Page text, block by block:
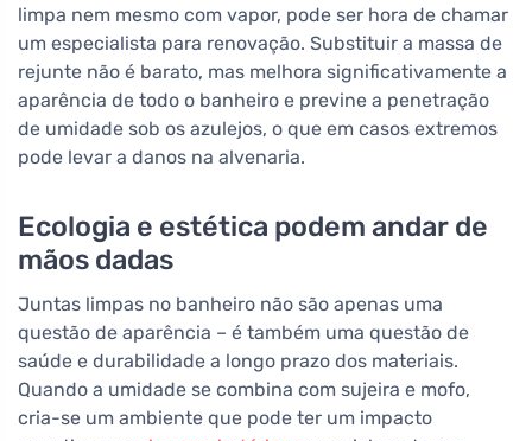
limpa nem mesmo com vapor, pode ser hora de chamar
um especialista para renovação. Substituir a massa de
rejunte não é barato, mas melhora significativamente a
aparência de todo o banheiro e previne a penetração
de umidade sob os azulejos, o que em casos extremos
pode levar a danos na alvenaria.
Ecologia e estética podem andar de
mãos dadas
Juntas limpas no banheiro não são apenas uma
questão de aparência – é também uma questão de
saúde e durabilidade a longo prazo dos materiais.
Quando a umidade se combina com sujeira e mofo,
cria-se um ambiente que pode ter um impacto